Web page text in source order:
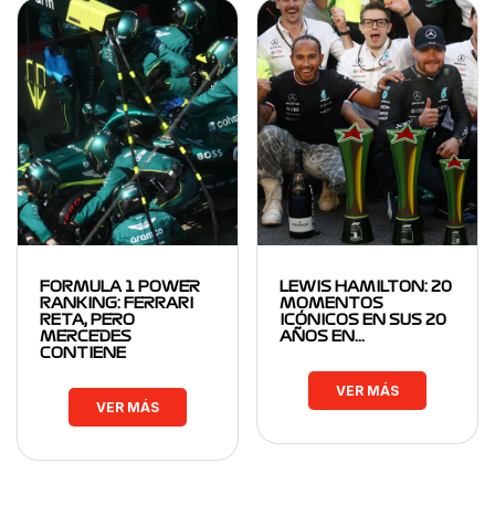
FORMULA 1 POWER
RANKING: FERRARI
RETA, PERO
MERCEDES
CONTIENE
VER MÁS
LEWIS HAMILTON: 20
MOMENTOS
ICÓNICOS EN SUS 20
AÑOS EN…
VER MÁS